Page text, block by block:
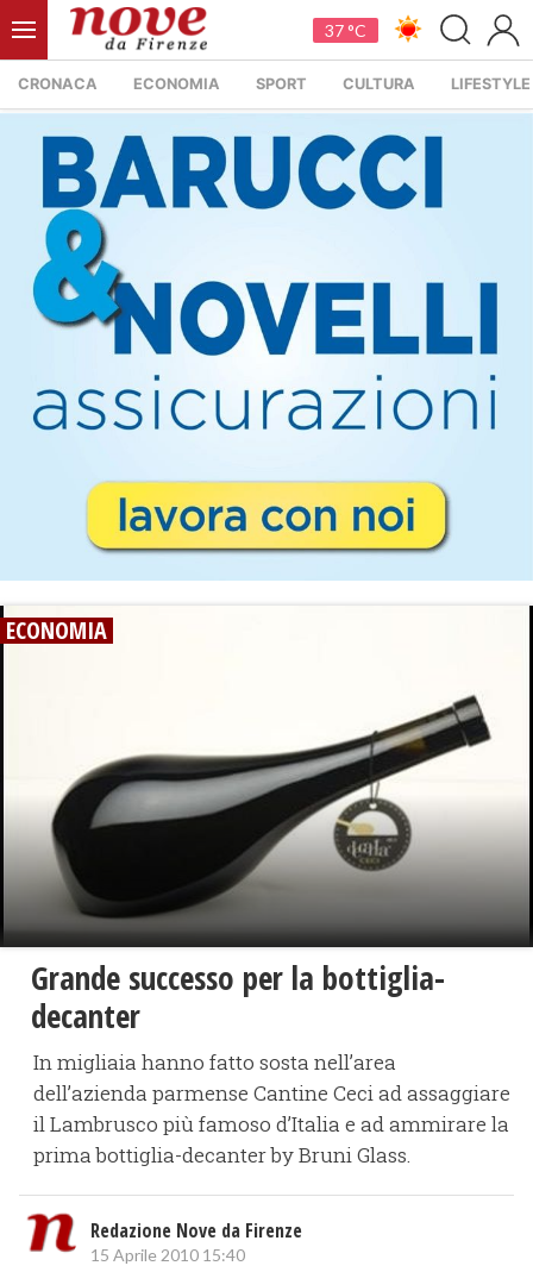
37 °C
CRONACA ECONOMIA SPORT CULTURA LIFESTYLE
ECONOMIA
Grande successo per la bottiglia-
decanter
In migliaia hanno fatto sosta nell’area
dell’azienda parmense Cantine Ceci ad assaggiare
il Lambrusco più famoso d’Italia e ad ammirare la
prima bottiglia-decanter by Bruni Glass.
Redazione Nove da Firenze
15 Aprile 2010 15:40